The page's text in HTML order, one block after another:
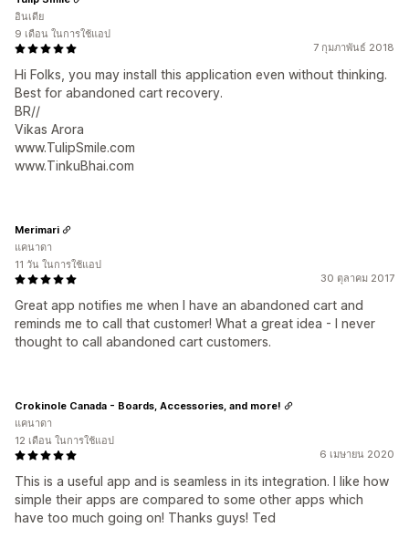
7 กุมภาพันธ์ 2018
Hi Folks, you may install this application even without thinking.
Best for abandoned cart recovery.
BR//
Vikas Arora
www.TulipSmile.com
www.TinkuBhai.com
อินเดีย
9 เดือน ในการใช้แอป
30 ตุลาคม 2017
Great app notifies me when I have an abandoned cart and
reminds me to call that customer! What a great idea - I never
thought to call abandoned cart customers.
Merimari
แคนาดา
11 วัน ในการใช้แอป
6 เมษายน 2020
This is a useful app and is seamless in its integration. I like how
simple their apps are compared to some other apps which
have too much going on! Thanks guys! Ted
Crokinole Canada - Boards, Accessories, and more!
แคนาดา
12 เดือน ในการใช้แอป